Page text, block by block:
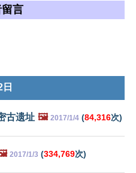
言
古遗址 🖼️ 2017/1/4 (84,316次)
2017/1/3 (334,769次)